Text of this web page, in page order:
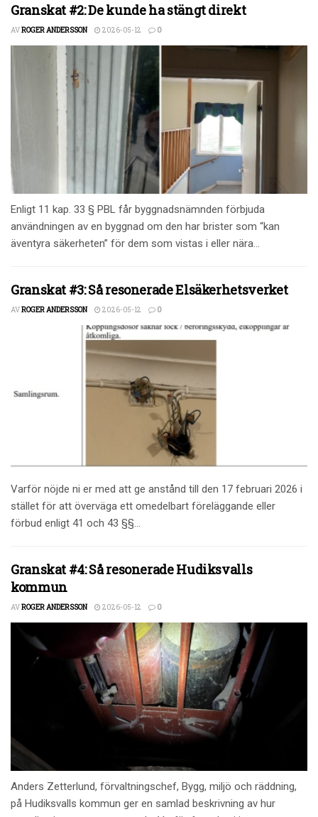
Granskat #2: De kunde ha stängt direkt
AVROGER ANDERSSON 2026-05-12 0
Enligt 11 kap. 33 § PBL får byggnadsnämnden förbjuda
användningen av en byggnad om den har brister som “kan
äventyra säkerheten” för dem som vistas i eller nära...
Granskat #3: Så resonerade Elsäkerhetsverket
AVROGER ANDERSSON 2026-05-12 0
Varför nöjde ni er med att ge anstånd till den 17 februari 2026 i
stället för att överväga ett omedelbart föreläggande eller
förbud enligt 41 och 43 §§...
Granskat #4: Så resonerade Hudiksvalls
kommun
AVROGER ANDERSSON 2026-05-12 0
Anders Zetterlund, förvaltningschef, Bygg, miljö och räddning,
på Hudiksvalls kommun ger en samlad beskrivning av hur